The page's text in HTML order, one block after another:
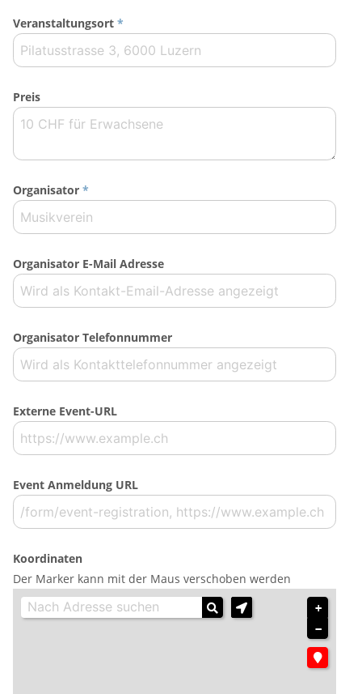
Veranstaltungsort *
Preis
Organisator *
Organisator E-Mail Adresse
Organisator Telefonnummer
Externe Event-URL
Event Anmeldung URL
Koordinaten
Der Marker kann mit der Maus verschoben werden
+
−